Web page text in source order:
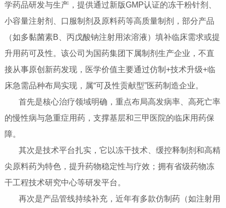
学药品研发与生产，提供通过新版GMP认证的冻干粉针剂、
小容量注射剂、口服制剂及原料药等高质量制剂，部分产品
（如多黏菌素B、丙戊酸钠注射用浓溶液）填补临床需求或提
升用药可及性。该公司为国药集团下属制剂生产企业，不直
接从事原创新药发现，医学价值主要通过‌仿制+技术升级+临
床急需品种布局‌实现，属“可及性贡献型”医药制造企业。‌‌
首先是核心治疗领域明确‌，重点布局高发病率、高死亡率
的慢性病与急重症用药，支撑基层和三甲医院的临床用药保
障。
其次是技术平台扎实‌，它以冻干技术、缓控释制剂和高精
尖原料药为特色，提升药物稳定性与疗效；拥有省级药物冻
干工程技术研究中心等研发平台。
再次是产品管线持续补充‌，近年有多款仿制药（如注射用